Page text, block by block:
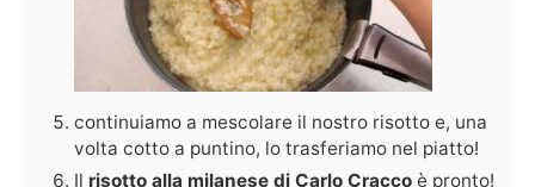
continuiamo a mescolare il nostro risotto e, una
volta cotto a puntino, lo trasferiamo nel piatto!
Il risotto alla milanese di Carlo Cracco è pronto!